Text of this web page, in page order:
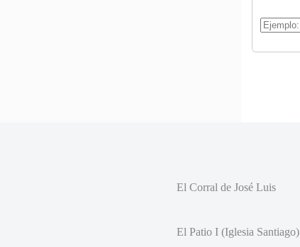
El Corral de José Luis
El Patio I (Iglesia Santiago)